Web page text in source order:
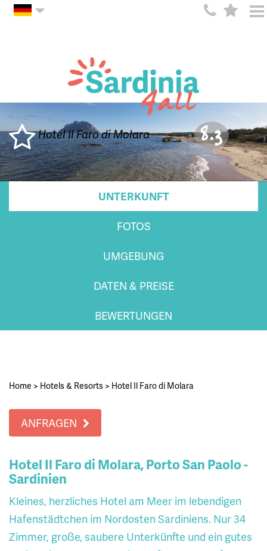
Hotel Il Faro di Molara 8.3
UNTERKUNFT
FOTOS
UMGEBUNG
DATEN & PREISE
BEWERTUNGEN
Home > Hotels & Resorts > Hotel Il Faro di Molara
ANFRAGEN
Hotel Il Faro di Molara, Porto San Paolo -
Sardinien
Kleines, herzliches Hotel am Meer im lebendigen
Hafenstädtchen im Nordosten Sardiniens. Nur 34
Zimmer, große, saubere Unterkünfte und ein gutes